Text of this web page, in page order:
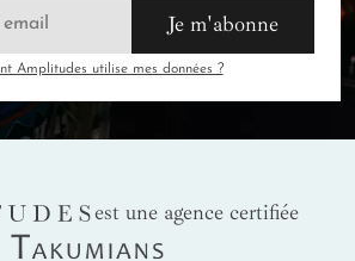
Je m'abonne
Amplitudes utilise mes données ?
est une agence certifiée
Takumians